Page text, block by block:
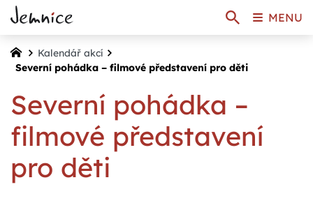
Kalendář akcí
Severní pohádka – filmové představení pro děti
Severní pohádka –
filmové představení
pro děti
MENU